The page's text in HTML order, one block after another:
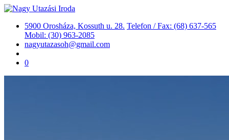
5900 Orosháza, Kossuth u. 28. Telefon / Fax: (68) 637-565
Mobil: (30) 963-2085
nagyutazasoh@gmail.com
0